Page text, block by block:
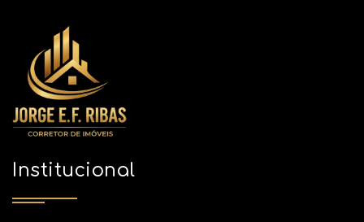
Institucional